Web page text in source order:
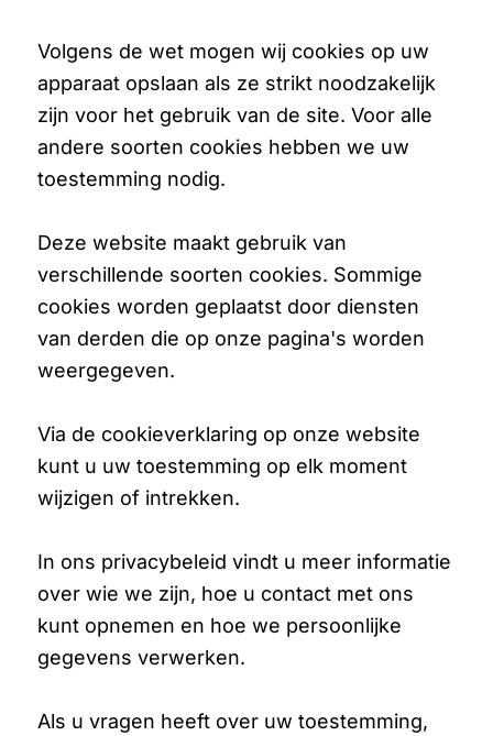
Volgens de wet mogen wij cookies op uw
apparaat opslaan als ze strikt noodzakelijk
zijn voor het gebruik van de site. Voor alle
andere soorten cookies hebben we uw
toestemming nodig.
Deze website maakt gebruik van
verschillende soorten cookies. Sommige
cookies worden geplaatst door diensten
van derden die op onze pagina's worden
weergegeven.
Via de cookieverklaring op onze website
kunt u uw toestemming op elk moment
wijzigen of intrekken.
In ons privacybeleid vindt u meer informatie
over wie we zijn, hoe u contact met ons
kunt opnemen en hoe we persoonlijke
gegevens verwerken.
Als u vragen heeft over uw toestemming,